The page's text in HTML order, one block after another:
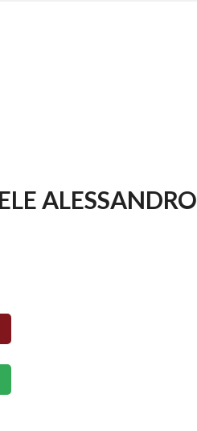
ALESSANDRO